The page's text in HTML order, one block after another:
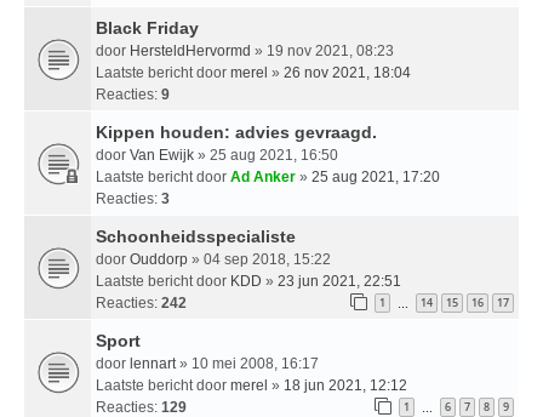
Black Friday
door HersteldHervormd » 19 nov 2021, 08:23
Laatste bericht door merel » 26 nov 2021, 18:04
Reacties: 9
Kippen houden: advies gevraagd.
door Van Ewijk » 25 aug 2021, 16:50
Laatste bericht door Ad Anker » 25 aug 2021, 17:20
Reacties: 3
Schoonheidsspecialiste
door Ouddorp » 04 sep 2018, 15:22
Laatste bericht door KDD » 23 jun 2021, 22:51
Reacties: 242 1 … 14 15 16 17
Sport
door lennart » 10 mei 2008, 16:17
Laatste bericht door merel » 18 jun 2021, 12:12
Reacties: 129 1 … 6 7 8 9